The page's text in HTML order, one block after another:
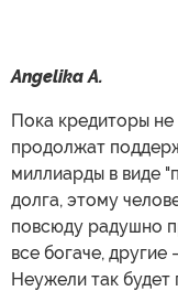
Angelika A.
Пока кредиторы
продолжат
миллиарды в виде
долга, этому
повсюду радушно
все богаче, другие
Неужели так будет